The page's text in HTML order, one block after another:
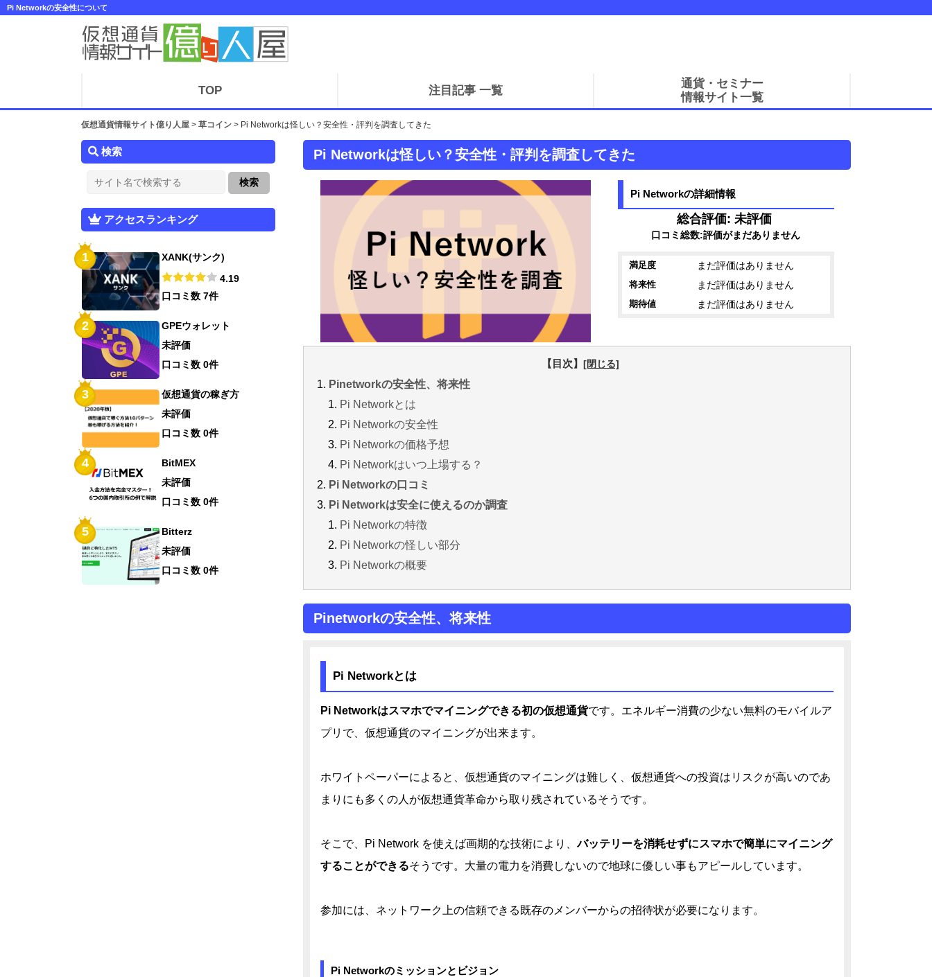
Pi Networkの安全性について
TOP 注目記事 一覧
通貨・セミナー
情報サイト一覧
仮想通貨情報サイト億り人屋 > 草コイン > Pi Networkは怪しい？安全性・評判を調査してきた
Pi Networkは怪しい？安全性・評判を調査してきた
Pi Networkの詳細情報
総合評価: 未評価
口コミ総数:評価がまだありません
満足度 まだ評価はありません
将来性 まだ評価はありません
期待値 まだ評価はありません
【目次】
Pinetworkの安全性、将来性
Pi Networkとは
Pi Networkの安全性
Pi Networkの価格予想
Pi Networkはいつ上場する？
Pi Networkの口コミ
Pi Networkは安全に使えるのか調査
Pi Networkの特徴
Pi Networkの怪しい部分
Pi Networkの概要
Pinetworkの安全性、将来性
Pi Networkとは
Pi Networkはスマホでマイニングできる初の仮想通貨です。エネルギー消費の少ない無料のモバイルア
プリで、仮想通貨のマイニングが出来ます。
ホワイトペーパーによると、仮想通貨のマイニングは難しく、仮想通貨への投資はリスクが高いのであ
まりにも多くの人が仮想通貨革命から取り残されているそうです。
そこで、Pi Network を使えば画期的な技術により、バッテリーを消耗せずにスマホで簡単にマイニング
することができるそうです。大量の電力を消費しないので地球に優しい事もアピールしています。
参加には、ネットワーク上の信頼できる既存のメンバーからの招待状が必要になります。
Pi Networkのミッションとビジョン
検索
アクセスランキング
1
XANK(サンク)
4.19
口コミ数 7件
2
GPEウォレット
未評価
口コミ数 0件
3
仮想通貨の稼ぎ方
未評価
口コミ数 0件
4
BitMEX
未評価
口コミ数 0件
5
Bitterz
未評価
口コミ数 0件